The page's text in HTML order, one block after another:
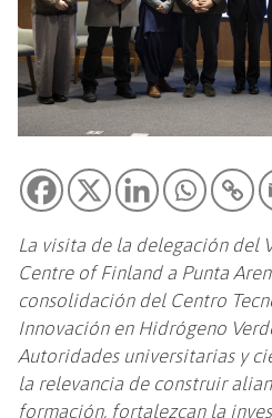
La visita de la delegación del
Centre of Finland a Punta
consolidación del Centro
Innovación en Hidrógeno
Autoridades universitarias y
la relevancia de construir
formación, fortalezcan la